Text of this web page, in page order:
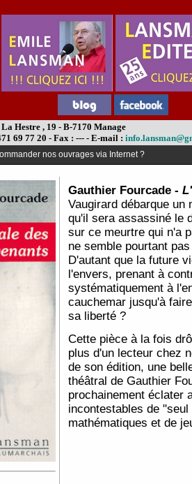
Hestre , 19 - B-7170 Manage
69 77 20 - Fax : --- - E-mail :
nos ouvrages via Internet ?
Gauthier Fourcade -
Vaugirard débarque un
qu'il sera assassiné le
sur ce meurtre qui n'a
ne semble pourtant
D'autant que la future
l'envers, prenant à
systématiquement à
cauchemar jusqu'à
sa liberté ?
Cette pièce à la fois
plus d'un lecteur chez
de son édition, une
théâtral de Gauthier
prochainement éclater
incontestables de
mathématiques et de